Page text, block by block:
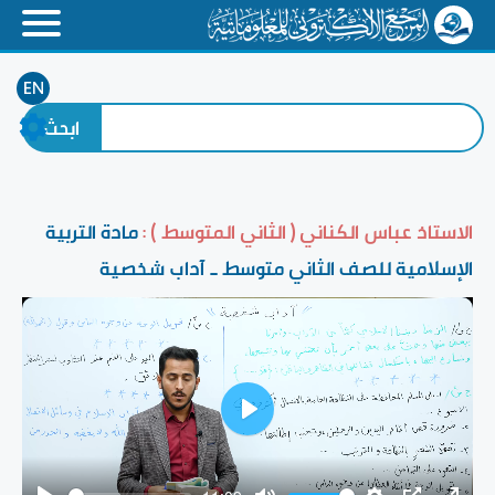
EN
الاستاذ عباس الكناني ( الثاني المتوسط ) :مادة التربية
الإسلامية للصف الثاني متوسط _ آداب شخصية
Play